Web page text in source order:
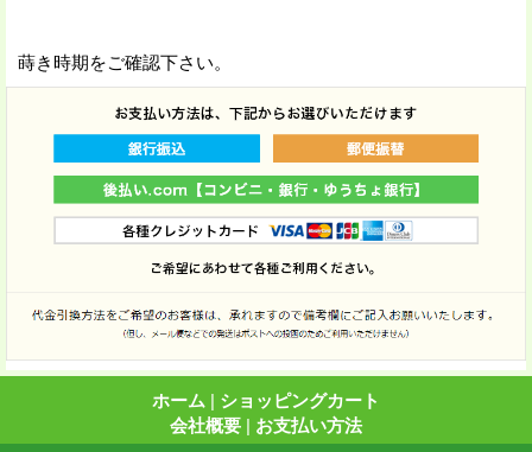
蒔き時期をご確認下さい。
ホーム | ショッピングカート
会社概要 | お支払い方法